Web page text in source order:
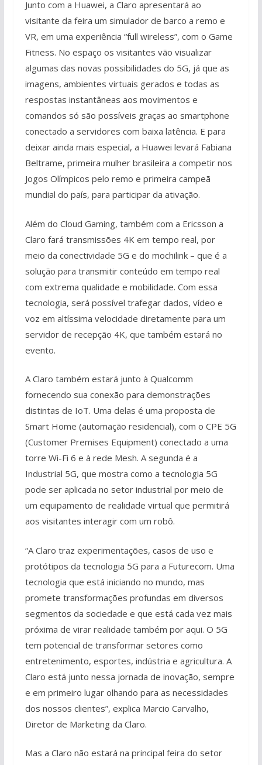
Junto com a Huawei, a Claro apresentará ao
visitante da feira um simulador de barco a remo e
VR, em uma experiência “full wireless”, com o Game
Fitness. No espaço os visitantes vão visualizar
algumas das novas possibilidades do 5G, já que as
imagens, ambientes virtuais gerados e todas as
respostas instantâneas aos movimentos e
comandos só são possíveis graças ao smartphone
conectado a servidores com baixa latência. E para
deixar ainda mais especial, a Huawei levará Fabiana
Beltrame, primeira mulher brasileira a competir nos
Jogos Olímpicos pelo remo e primeira campeã
mundial do país, para participar da ativação.
Além do Cloud Gaming, também com a Ericsson a
Claro fará transmissões 4K em tempo real, por
meio da conectividade 5G e do mochilink – que é a
solução para transmitir conteúdo em tempo real
com extrema qualidade e mobilidade. Com essa
tecnologia, será possível trafegar dados, vídeo e
voz em altíssima velocidade diretamente para um
servidor de recepção 4K, que também estará no
evento.
A Claro também estará junto à Qualcomm
fornecendo sua conexão para demonstrações
distintas de IoT. Uma delas é uma proposta de
Smart Home (automação residencial), com o CPE 5G
(Customer Premises Equipment) conectado a uma
torre Wi-Fi 6 e à rede Mesh. A segunda é a
Industrial 5G, que mostra como a tecnologia 5G
pode ser aplicada no setor industrial por meio de
um equipamento de realidade virtual que permitirá
aos visitantes interagir com um robô.
“A Claro traz experimentações, casos de uso e
protótipos da tecnologia 5G para a Futurecom. Uma
tecnologia que está iniciando no mundo, mas
promete transformações profundas em diversos
segmentos da sociedade e que está cada vez mais
próxima de virar realidade também por aqui. O 5G
tem potencial de transformar setores como
entretenimento, esportes, indústria e agricultura. A
Claro está junto nessa jornada de inovação, sempre
e em primeiro lugar olhando para as necessidades
dos nossos clientes”, explica Marcio Carvalho,
Diretor de Marketing da Claro.
Mas a Claro não estará na principal feira do setor